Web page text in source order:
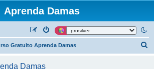
Aprenda Damas
Gratuito Aprenda Damas
Damas